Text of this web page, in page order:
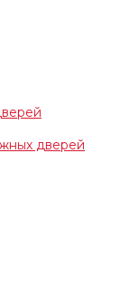
дверей